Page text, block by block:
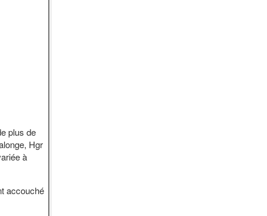
plus de
Hgr
à
accouché